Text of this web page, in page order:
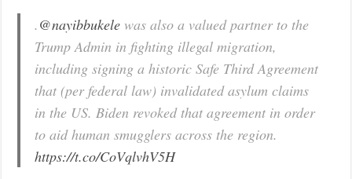
.@nayibbukele was also a valued partner to the
Trump Admin in fighting illegal migration,
including signing a historic Safe Third Agreement
that (per federal law) invalidated asylum claims
in the US. Biden revoked that agreement in order
to aid human smugglers across the region.
https://t.co/CoVqlvhV5H